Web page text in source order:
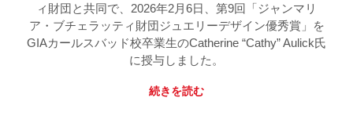
ィ財団と共同で、2026年2月6日、第9回「ジャンマリ
ア・ブチェラッティ財団ジュエリーデザイン優秀賞」を
GIAカールスバッド校卒業生のCatherine “Cathy” Aulick氏
に授与しました。
続きを読む